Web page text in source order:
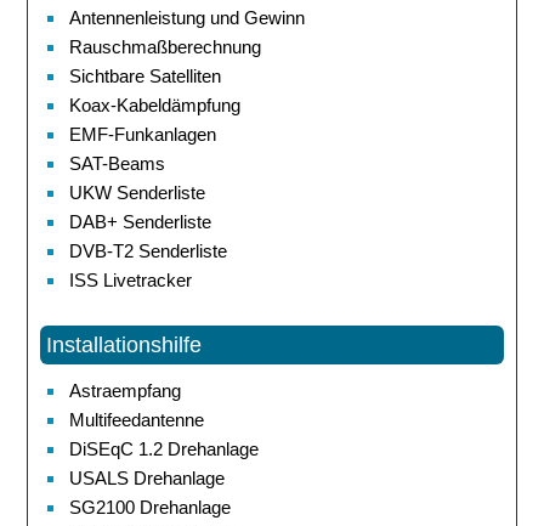
Antennenleistung und Gewinn
Rauschmaßberechnung
Sichtbare Satelliten
Koax-Kabeldämpfung
EMF-Funkanlagen
SAT-Beams
UKW Senderliste
DAB+ Senderliste
DVB-T2 Senderliste
ISS Livetracker
Installationshilfe
Astraempfang
Multifeedantenne
DiSEqC 1.2 Drehanlage
USALS Drehanlage
SG2100 Drehanlage